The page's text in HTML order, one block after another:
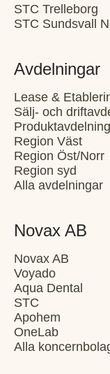
STC Trelleborg
STC Sundsvall
Avdelningar
Lease &
Sälj- och
Produktavdelning
Region Väst
Region Öst/Norr
Region syd
Alla avdelningar
Novax AB
Novax AB
Voyado
Aqua Dental
STC
Apohem
OneLab
Alla